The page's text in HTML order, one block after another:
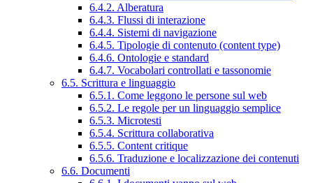
6.4.2. Alberatura
6.4.3. Flussi di interazione
6.4.4. Sistemi di navigazione
6.4.5. Tipologie di contenuto (content type)
6.4.6. Ontologie e standard
6.4.7. Vocabolari controllati e tassonomie
6.5. Scrittura e linguaggio
6.5.1. Come leggono le persone sul web
6.5.2. Le regole per un linguaggio semplice
6.5.3. Microtesti
6.5.4. Scrittura collaborativa
6.5.5. Content critique
6.5.6. Traduzione e localizzazione dei contenuti
6.6. Documenti